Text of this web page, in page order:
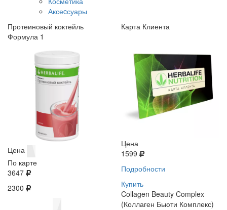
Аксеcсуары
Протеиновый коктейль
Формула 1
Цена
По карте
3647
2300
Карта Клиента
Цена
1599
Подробности
Купить
Collagen Beauty Complex
(Коллаген Бьюти Комплекс)